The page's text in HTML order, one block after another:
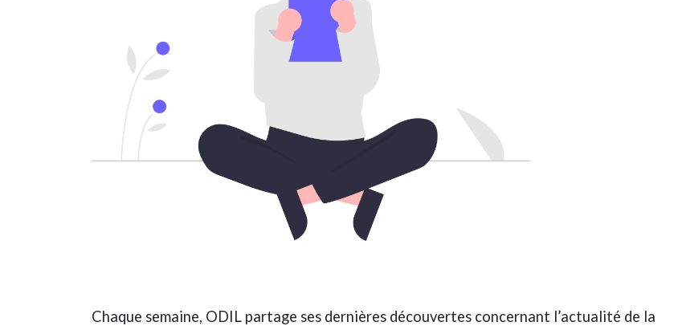
Chaque semaine, ODIL partage ses dernières découvertes concernant l’actualité de la